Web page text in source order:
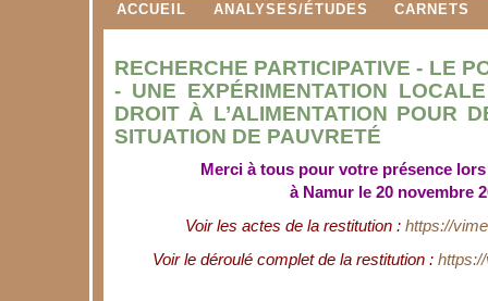
ACCUEIL ANALYSES/ÉTUDES CARNETS
RECHERCHE PARTICIPATIVE - LE
- UNE EXPÉRIMENTATION
DROIT À L’ALIMENTATION POUR
SITUATION DE PAUVRETÉ
Merci à tous pour votre présence
à Namur le 20 novembre
Voir les actes de la restitution :https://
Voir le déroulé complet de la restitution :